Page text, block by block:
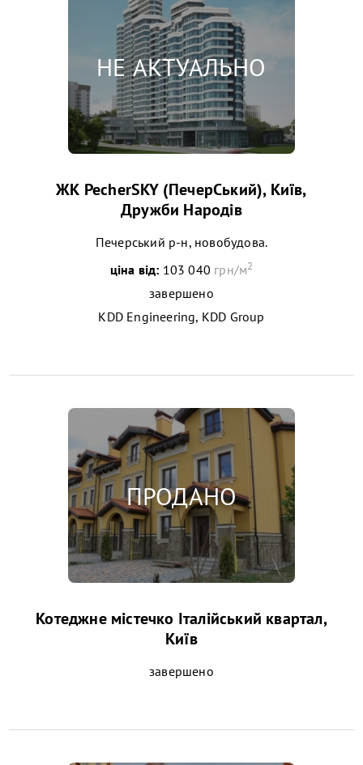
ЖК PecherSKY (ПечерСький), Київ,
Дружби Народів
Печерський р-н, новобудова.
ціна від: 103 040 грн/м2
завершено
KDD Engineering, KDD Group
Котеджне містечко Італійський квартал,
Київ
завершено